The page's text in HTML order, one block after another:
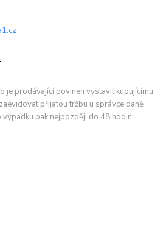
je prodávající povinen vystavit kupujícímu
přijatou tržbu u správce daně
výpadku pak nejpozději do 48 hodin.